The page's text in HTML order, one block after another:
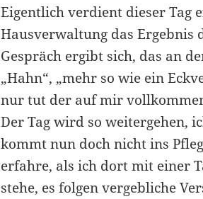
Eigentlich verdient dieser Tag
Hausverwaltung das Ergebnis
Gespräch ergibt sich, das an
„Hahn“, „mehr so wie ein
nur tut der auf mir
Der Tag wird so weitergehen,
kommt nun doch nicht ins
erfahre, als ich dort mit einer
stehe, es folgen vergebliche